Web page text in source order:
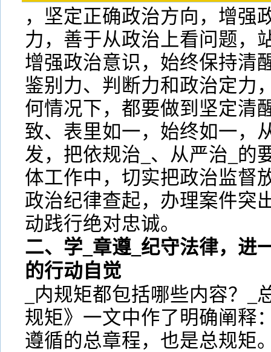
，坚定正确政治方向，增强
力，善于从政治上看问题，
增强政治意识，始终保持清
鉴别力、判断力和政治定力
何情况下，都要做到坚定清
致、表里如一，始终如一，
发，把依规治_、从严治_的
体工作中，切实把政治监督
政治纪律查起，办理案件突
动践行绝对忠诚。
二、学_章遵_纪守法律，进
的行动自觉
_内规矩都包括哪些内容？
规矩》一文中作了明确阐释
遵循的总章程，也是总规矩